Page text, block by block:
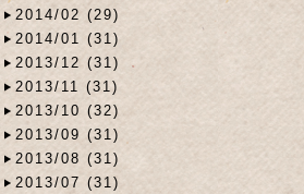
2014/02 (29)
2014/01 (31)
2013/12 (31)
2013/11 (31)
2013/10 (32)
2013/09 (31)
2013/08 (31)
2013/07 (31)